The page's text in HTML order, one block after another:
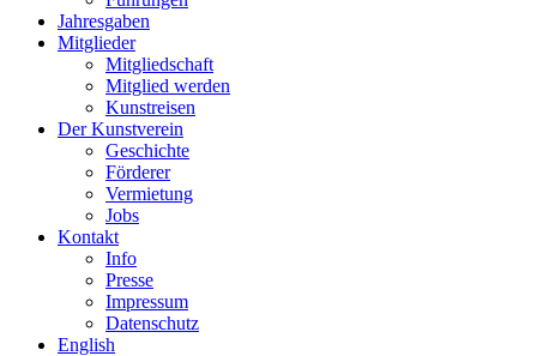
Jahresgaben
Mitglieder
Mitgliedschaft
Mitglied werden
Kunstreisen
Der Kunstverein
Geschichte
Förderer
Vermietung
Jobs
Kontakt
Info
Presse
Impressum
Datenschutz
English